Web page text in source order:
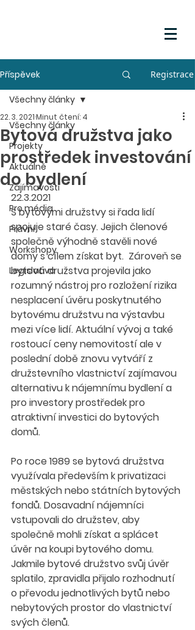
Příspěvek Registrace
Všechny články
Projekty
Aktuálně
Zajímavosti
Pro média
Právní
Workshopy
Legislativa
Všechny články
Bytová družstva jako
prostředek investování
do bydlení
22. 3. 2021Minut čtení: 4
22.3.2021
S bytovými družstvy si řada lidí
spojuje staré časy. Jejich členové
společně výhodně stavěli nové
domy s cílem získat byt.  Zároveň se
bytová družstva projevila jako
rozumný nástroj pro rozložení rizika
nesplacení úvěru poskytnutého
bytovému družstvu na výstavbu
mezi více lidí. Aktuální vývoj a také
rostoucí ceny nemovitostí ale v
poslední době znovu vytváří z
družstevního vlastnictví zajímavou
alternativu k nájemnímu bydlení a
pro investory prostředek pro
atraktivní investici do bytových
domů.
Po roce 1989 se bytová družstva
využívala především k privatizaci
městských nebo státních bytových
fondů. Dosavadní nájemníci
vstupovali do družstev, aby
společně mohli získat a splácet
úvěr na koupi bytového domu.
Jakmile bytové družstvo svůj úvěr
splatilo, zpravidla přijalo rozhodnutí
o převodu jednotlivých bytů nebo
nebytových prostor do vlastnictví
svých členů.